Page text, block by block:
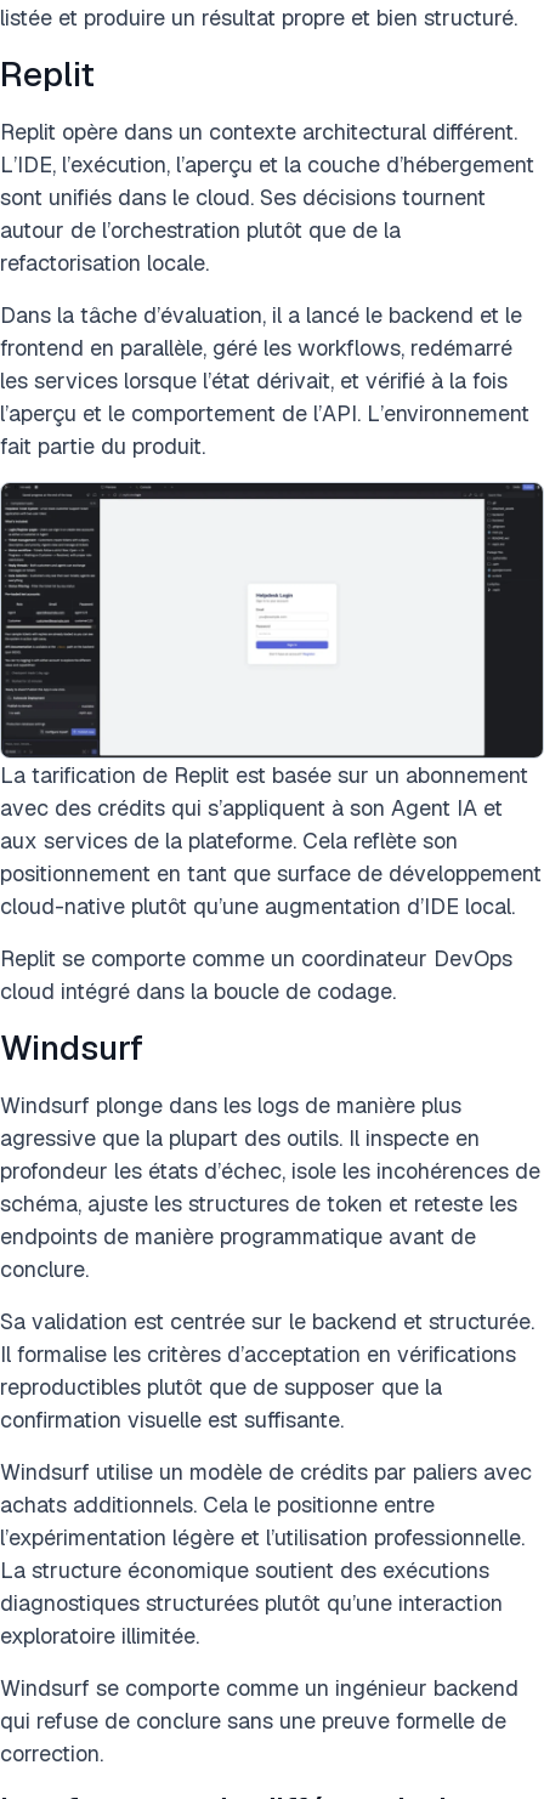
listée et produire un résultat propre et bien structuré.
Replit
Replit opère dans un contexte architectural différent.
L’IDE, l’exécution, l’aperçu et la couche d’hébergement
sont unifiés dans le cloud. Ses décisions tournent
autour de l’orchestration plutôt que de la
refactorisation locale.
Dans la tâche d’évaluation, il a lancé le backend et le
frontend en parallèle, géré les workflows, redémarré
les services lorsque l’état dérivait, et vérifié à la fois
l’aperçu et le comportement de l’API. L’environnement
fait partie du produit.
La tarification de Replit est basée sur un abonnement
avec des crédits qui s’appliquent à son Agent IA et
aux services de la plateforme. Cela reflète son
positionnement en tant que surface de développement
cloud-native plutôt qu’une augmentation d’IDE local.
Replit se comporte comme un coordinateur DevOps
cloud intégré dans la boucle de codage.
Windsurf
Windsurf plonge dans les logs de manière plus
agressive que la plupart des outils. Il inspecte en
profondeur les états d’échec, isole les incohérences de
schéma, ajuste les structures de token et reteste les
endpoints de manière programmatique avant de
conclure.
Sa validation est centrée sur le backend et structurée.
Il formalise les critères d’acceptation en vérifications
reproductibles plutôt que de supposer que la
confirmation visuelle est suffisante.
Windsurf utilise un modèle de crédits par paliers avec
achats additionnels. Cela le positionne entre
l’expérimentation légère et l’utilisation professionnelle.
La structure économique soutient des exécutions
diagnostiques structurées plutôt qu’une interaction
exploratoire illimitée.
Windsurf se comporte comme un ingénieur backend
qui refuse de conclure sans une preuve formelle de
correction.